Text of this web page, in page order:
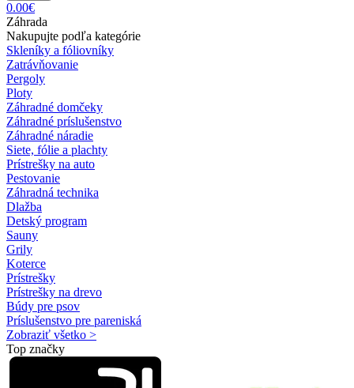
0.00€
Záhrada
Nakupujte podľa kategórie
Skleníky a fóliovníky
Zatrávňovanie
Pergoly
Ploty
Záhradné domčeky
Záhradné príslušenstvo
Záhradné náradie
Siete, fólie a plachty
Prístrešky na auto
Pestovanie
Záhradná technika
Dlažba
Detský program
Sauny
Grily
Koterce
Prístrešky
Prístrešky na drevo
Búdy pre psov
Príslušenstvo pre pareniská
Zobraziť všetko >
Top značky